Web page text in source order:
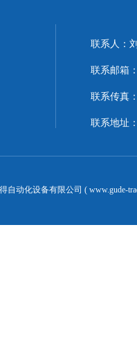
联系人：
联系邮箱
联系传真
联系地址
自动化设备有限公司 ( www.gude-